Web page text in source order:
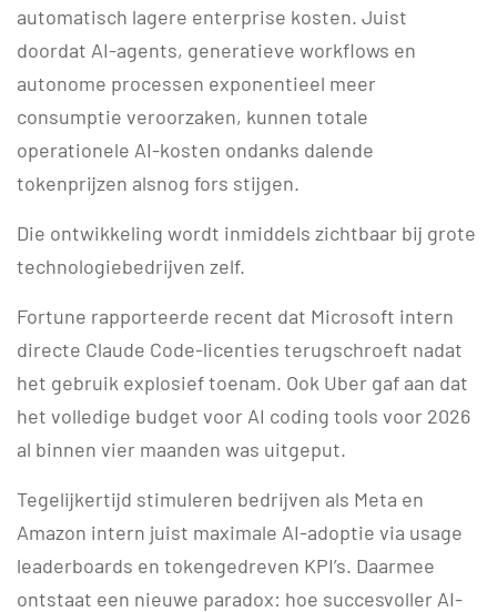
automatisch lagere enterprise kosten. Juist
doordat AI-agents, generatieve workflows en
autonome processen exponentieel meer
consumptie veroorzaken, kunnen totale
operationele AI-kosten ondanks dalende
tokenprijzen alsnog fors stijgen.
Die ontwikkeling wordt inmiddels zichtbaar bij grote
technologiebedrijven zelf.
Fortune rapporteerde recent dat Microsoft intern
directe Claude Code-licenties terugschroeft nadat
het gebruik explosief toenam. Ook Uber gaf aan dat
het volledige budget voor AI coding tools voor 2026
al binnen vier maanden was uitgeput.
Tegelijkertijd stimuleren bedrijven als Meta en
Amazon intern juist maximale AI-adoptie via usage
leaderboards en tokengedreven KPI’s. Daarmee
ontstaat een nieuwe paradox: hoe succesvoller AI-